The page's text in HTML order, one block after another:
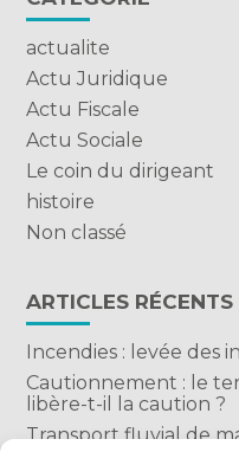
actualite
Actu Juridique
Actu Fiscale
Actu Sociale
Le coin du dirigeant
histoire
Non classé
ARTICLES RÉCENTS
Incendies : levée des
Cautionnement : le
libère-t-il la caution ?
Transport fluvial de